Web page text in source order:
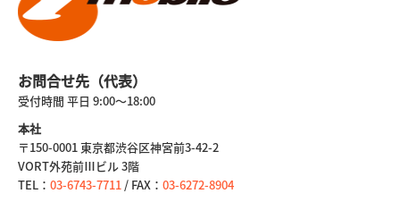
お問合せ先（代表）
受付時間 平日 9:00～18:00
本社
〒150-0001東京都渋谷区神宮前3-42-2
VORT外苑前Ⅲビル 3階
TEL： 03-6743-7711 / FAX： 03-6272-8904